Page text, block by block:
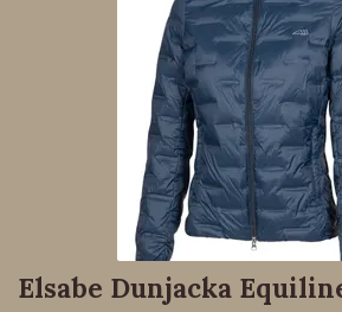
Elsabe Dunjacka